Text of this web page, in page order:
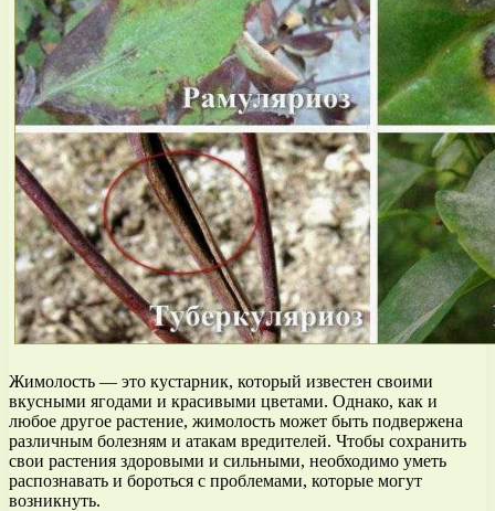
Жимолость — это кустарник, который известен своими
вкусными ягодами и красивыми цветами. Однако, как и
любое другое растение, жимолость может быть подвержена
различным болезням и атакам вредителей. Чтобы сохранить
свои растения здоровыми и сильными, необходимо уметь
распознавать и бороться с проблемами, которые могут
возникнуть.